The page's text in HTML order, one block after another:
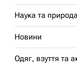
Наука та природа
Новини
Одяг, взуття та